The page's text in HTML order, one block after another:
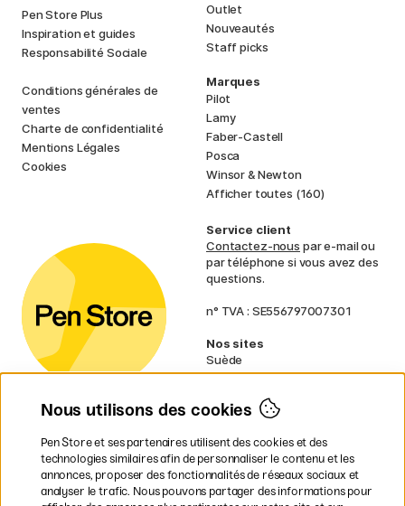
Pen Store Plus
Inspiration et guides
Responsabilité Sociale
Conditions générales de
ventes
Charte de confidentialité
Mentions Légales
Cookies
Outlet
Nouveautés
Staff picks
Marques
Pilot
Lamy
Faber-Castell
Posca
Winsor & Newton
Afficher toutes (160)
Service client
Contactez-nous par e-mail ou
par téléphone si vous avez des
questions.
n° TVA : SE556797007301
Nos sites
Suède
Norvège
Finlande
Irlande
Pays-Bas
Royaume-Uni
UE
Nous utilisons des cookies
Pen Store et ses partenaires utilisent des cookies et des
technologies similaires afin de personnaliser le contenu et les
annonces, proposer des fonctionnalités de réseaux sociaux et
analyser le trafic. Nous pouvons partager des informations pour